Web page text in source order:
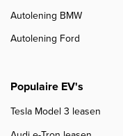
Autolening BMW
Autolening Ford
Populaire EV's
Tesla Model 3 leasen